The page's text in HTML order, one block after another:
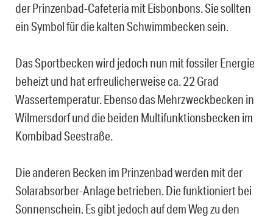
der Prinzenbad-Cafeteria mit Eisbonbons. Sie sollten
ein Symbol für die kalten Schwimmbecken sein.
Das Sportbecken wird jedoch nun mit fossiler Energie
beheizt und hat erfreulicherweise ca. 22 Grad
Wassertemperatur. Ebenso das Mehrzweckbecken in
Wilmersdorf und die beiden Multifunktionsbecken im
Kombibad Seestraße.
Die anderen Becken im Prinzenbad werden mit der
Solarabsorber-Anlage betrieben. Die funktioniert bei
Sonnenschein. Es gibt jedoch auf dem Weg zu den